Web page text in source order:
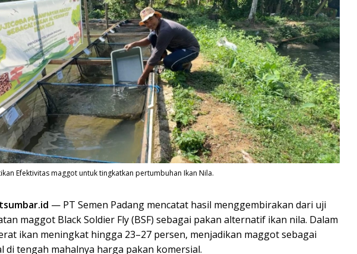
Efektivitas maggot untuk tingkatkan pertumbuhan Ikan Nila.
— PT Semen Padang mencatat hasil menggembirakan dari uji
maggot Black Soldier Fly (BSF) sebagai pakan alternatif ikan nila. Dalam
ikan meningkat hingga 23–27 persen, menjadikan maggot sebagai
di tengah mahalnya harga pakan komersial.